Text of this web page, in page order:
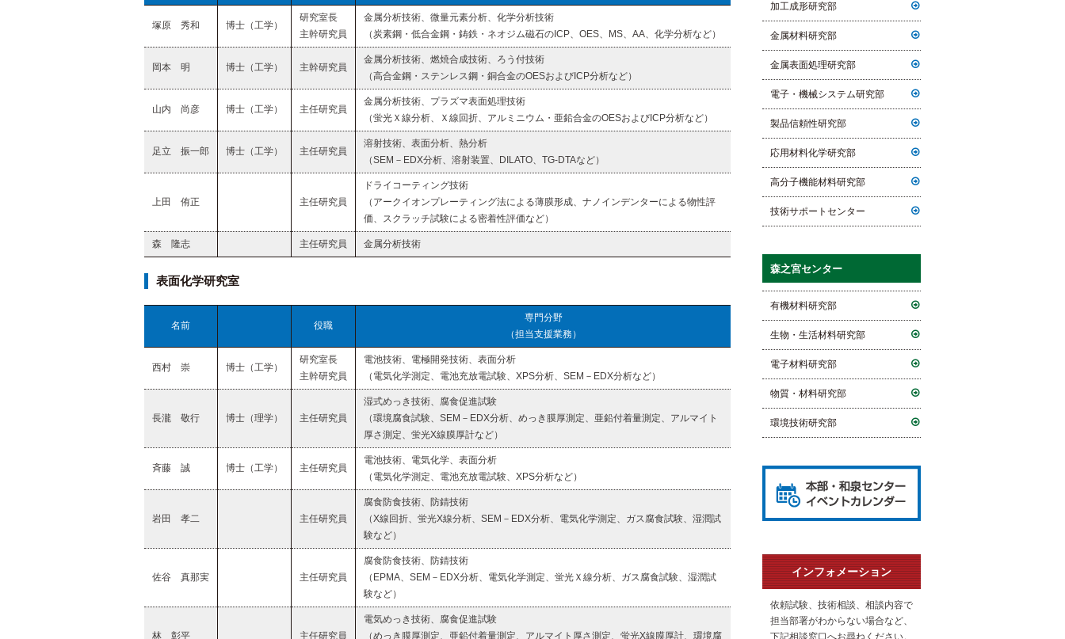
塚原 秀和 博士（工学）
研究室長
主幹研究員
金属分析技術、微量元素分析、化学分析技術
（炭素鋼・低合金鋼・鋳鉄・ネオジム磁石のICP、OES、MS、AA、化学分析など）
岡本 明 博士（工学） 主幹研究員
金属分析技術、燃焼合成技術、ろう付技術
（高合金鋼・ステンレス鋼・銅合金のOESおよびICP分析など）
山内 尚彦 博士（工学） 主任研究員
金属分析技術、プラズマ表面処理技術
（蛍光Ｘ線分析、Ｘ線回折、アルミニウム・亜鉛合金のOESおよびICP分析など）
足立 振一郎 博士（工学） 主任研究員
溶射技術、表面分析、熱分析
（SEM－EDX分析、溶射装置、DILATO、TG-DTAなど）
上田 侑正 主任研究員
ドライコーティング技術
（アークイオンプレーティング法による薄膜形成、ナノインデンターによる物性評
価、スクラッチ試験による密着性評価など）
森 隆志 主任研究員 金属分析技術
表面化学研究室
名前 役職
専門分野
（担当支援業務）
西村 崇 博士（工学）
研究室長
主幹研究員
電池技術、電極開発技術、表面分析
（電気化学測定、電池充放電試験、XPS分析、SEM－EDX分析など）
長瀧 敬行 博士（理学） 主任研究員
湿式めっき技術、腐食促進試験
（環境腐食試験、SEM－EDX分析、めっき膜厚測定、亜鉛付着量測定、アルマイト
厚さ測定、蛍光X線膜厚計など）
斉藤 誠 博士（工学） 主任研究員
電池技術、電気化学、表面分析
（電気化学測定、電池充放電試験、XPS分析など）
岩田 孝二 主任研究員
腐食防食技術、防錆技術
（X線回折、蛍光X線分析、SEM－EDX分析、電気化学測定、ガス腐食試験、湿潤試
験など）
佐谷 真那実 主任研究員
腐食防食技術、防錆技術
（EPMA、SEM－EDX分析、電気化学測定、蛍光Ｘ線分析、ガス腐食試験、湿潤試
験など）
林 彰平 主任研究員
電気めっき技術、腐食促進試験
（めっき膜厚測定、亜鉛付着量測定、アルマイト厚さ測定、蛍光X線膜厚計、環境腐
加工成形研究部
金属材料研究部
金属表面処理研究部
電子・機械システム研究部
製品信頼性研究部
応用材料化学研究部
高分子機能材料研究部
技術サポートセンター
森之宮センター
有機材料研究部
生物・生活材料研究部
電子材料研究部
物質・材料研究部
環境技術研究部
インフォメーション
依頼試験、技術相談、相談内容で
担当部署がわからない場合など、
下記相談窓口へお尋ねください。